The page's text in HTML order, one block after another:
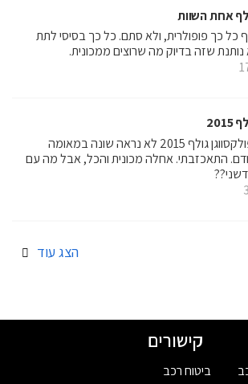
אחת השוות
כל כך פופולרית, ולא סתם. כל כך בסיסי לתת
שזה בדיוק מה שרוצים ממכונית.
העיצוב של פולקסווגן גולף 2015 לא נראה שונה במאומה
התאכזבתי. אחלה מכונית והכל, אבל מה עם
הצג עוד
קישורים
ביטוח רכב